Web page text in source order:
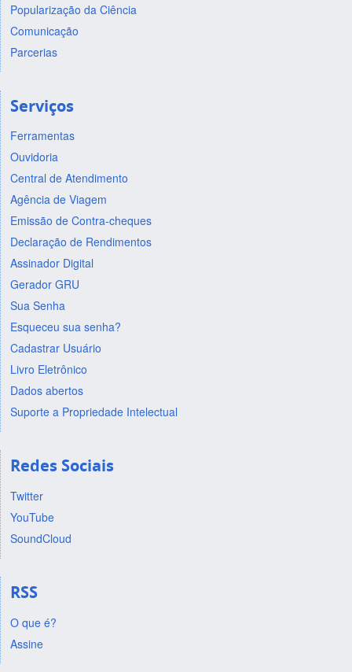
Popularização da Ciência
Comunicação
Parcerias
Serviços
Ferramentas
Ouvidoria
Central de Atendimento
Agência de Viagem
Emissão de Contra-cheques
Declaração de Rendimentos
Assinador Digital
Gerador GRU
Sua Senha
Esqueceu sua senha?
Cadastrar Usuário
Livro Eletrônico
Dados abertos
Suporte a Propriedade Intelectual
Redes Sociais
Twitter
YouTube
SoundCloud
RSS
O que é?
Assine